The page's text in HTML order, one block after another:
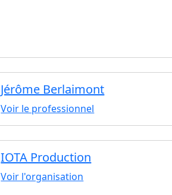
Jérôme Berlaimont
Voir le professionnel
IOTA Production
Voir l'organisation